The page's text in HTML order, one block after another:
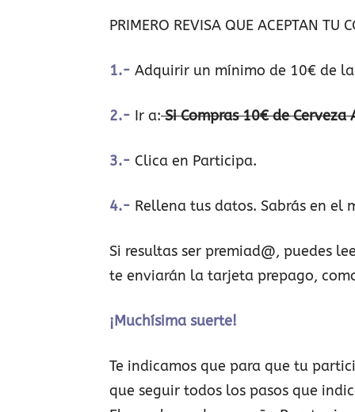
PRIMERO REVISA QUE ACEPTAN TU
1.- Adquirir un mínimo de 10€ de
2.- Ir a:Si Compras 10€ de Cerveza
3.- Clica en Participa.
4.- Rellena tus datos. Sabrás en el
Si resultas ser premiad@, puedes
te enviarán la tarjeta prepago,
¡Muchísima suerte!
Te indicamos que para que tu
que seguir todos los pasos que